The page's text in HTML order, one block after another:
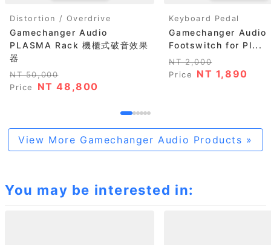
Distortion / Overdrive
Gamechanger Audio
PLASMA Rack 機櫃式破音效果
器
NT 50,000
Price
NT 48,800
Keyboard Pedal
Gamechanger Audio
Footswitch for Pl...
NT 2,000
Price
NT 1,890
View More Gamechanger Audio Products »
You may be interested in: